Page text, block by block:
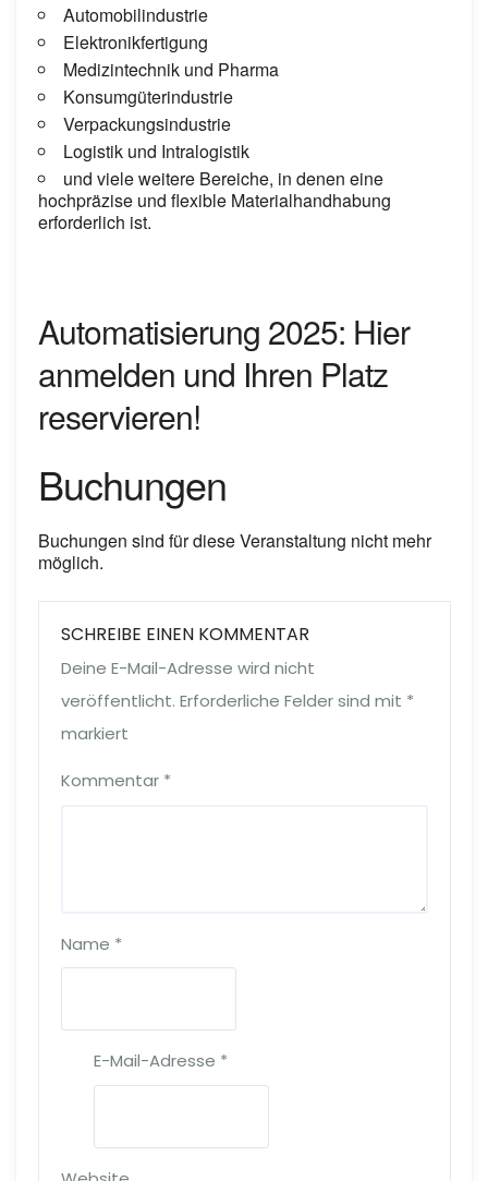
Automobilindustrie
Elektronikfertigung
Medizintechnik und Pharma
Konsumgüterindustrie
Verpackungsindustrie
Logistik und Intralogistik
und viele weitere Bereiche, in denen eine
hochpräzise und flexible Materialhandhabung
erforderlich ist.
Automatisierung 2025: Hier
anmelden und Ihren Platz
reservieren!
Buchungen
Buchungen sind für diese Veranstaltung nicht mehr
möglich.
SCHREIBE EINEN KOMMENTAR
Deine E-Mail-Adresse wird nicht
veröffentlicht. Erforderliche Felder sind mit *
markiert
Kommentar *
Name *
E-Mail-Adresse *